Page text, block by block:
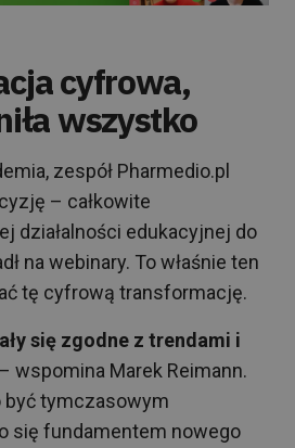
cyfrowa,
wszystko
zespół Pharmedio.pl
– całkowite
działalności edukacyjnej do
na webinary. To właśnie ten
tę cyfrową transformację.
się zgodne z trendami i
– wspomina Marek Reimann.
być tymczasowym
się fundamentem nowego